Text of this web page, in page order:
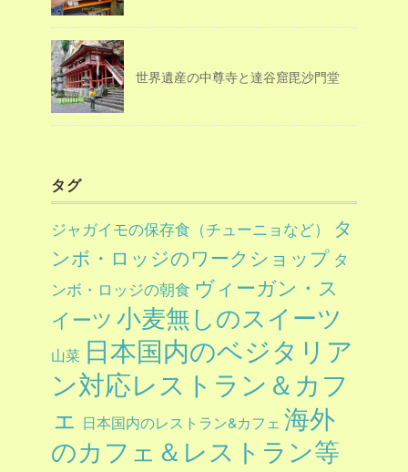
世界遺産の中尊寺と達谷窟毘沙門堂
タグ
ジャガイモの保存食（チューニョなど）
タ
ンボ・ロッジのワークショップ タ
ンボ・ロッジの朝食 ヴィーガン・ス
イーツ 小麦無しのスイーツ
山菜 日本国内のベジタリア
ン対応レストラン＆カフ
ェ 日本国内のレストラン&カフェ 海外
のカフェ＆レストラン等